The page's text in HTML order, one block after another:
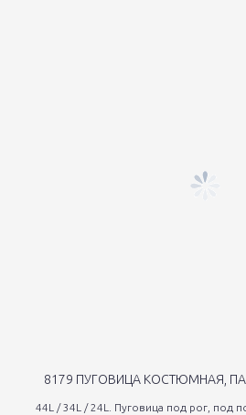
8179 ПУГОВИЦА КОСТЮМНАЯ,
44L / 34L / 24L. Пуговица под рог, под